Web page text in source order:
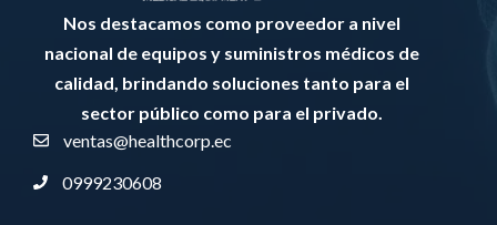
Nos destacamos como proveedor a nivel
nacional de equipos y suministros médicos de
calidad, brindando soluciones tanto para el
sector público como para el privado.
ventas@healthcorp.ec
0999230608